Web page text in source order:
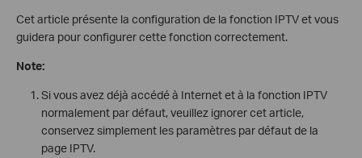
Cet article présente la configuration de la fonction IPTV et vous
guidera pour configurer cette fonction correctement.
Note:
Si vous avez déjà accédé à Internet et à la fonction IPTV
normalement par défaut, veuillez ignorer cet article,
conservez simplement les paramètres par défaut de la
page IPTV.